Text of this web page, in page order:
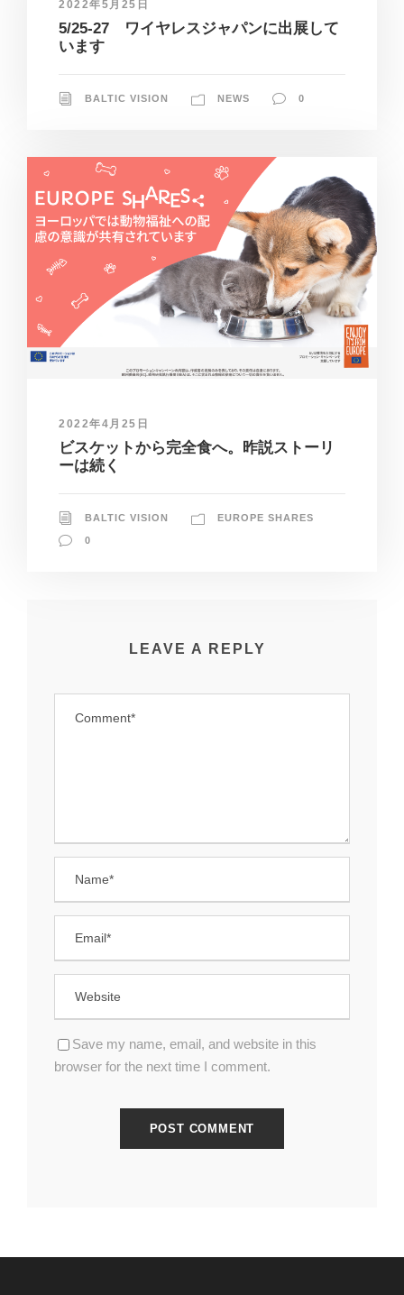
2022年5月25日
5/25-27 ワイヤレスジャパンに出展して
います
BALTIC VISION NEWS 0
2022年4月25日
ビスケットから完全食へ。昨説ストーリ
ーは続く
BALTIC VISION EUROPE SHARES
0
LEAVE A REPLY
Save my name, email, and website in this
browser for the next time I comment.